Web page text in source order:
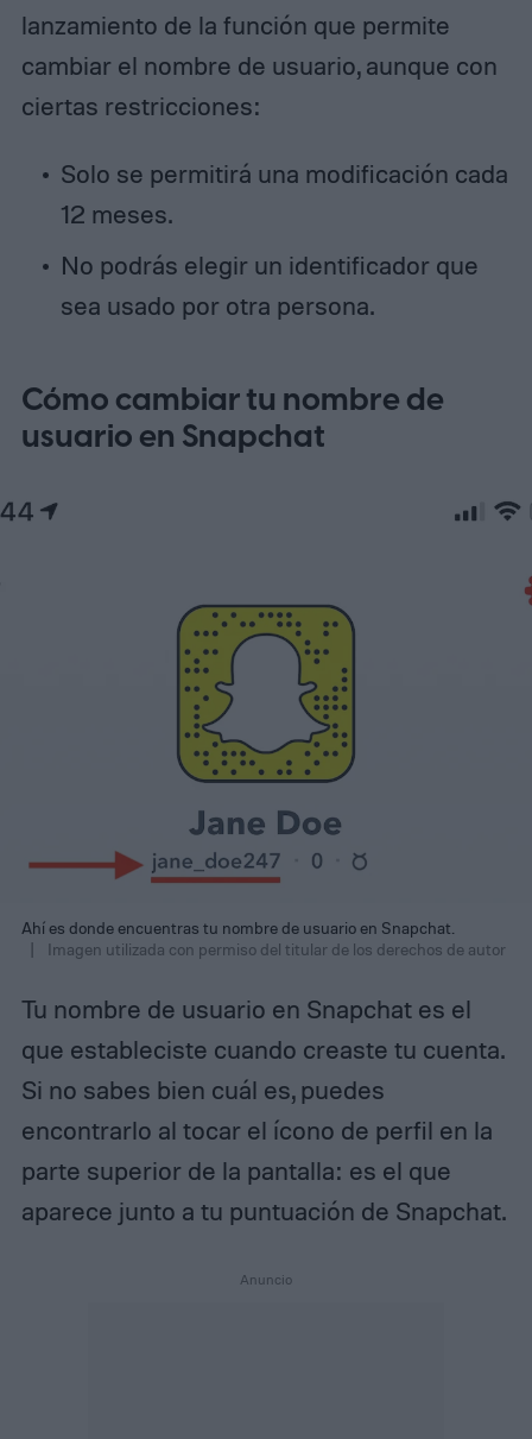
lanzamiento de la función que permite
cambiar el nombre de usuario, aunque con
ciertas restricciones:
Solo se permitirá una modificación cada
12 meses.
No podrás elegir un identificador que
sea usado por otra persona.
Cómo cambiar tu nombre de
usuario en Snapchat
Ahí es donde encuentras tu nombre de usuario en Snapchat.
Imagen utilizada con permiso del titular de los derechos de autor
Tu nombre de usuario en Snapchat es el
que estableciste cuando creaste tu cuenta.
Si no sabes bien cuál es, puedes
encontrarlo al tocar el ícono de perfil en la
parte superior de la pantalla: es el que
aparece junto a tu puntuación de Snapchat.